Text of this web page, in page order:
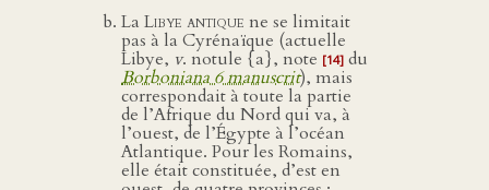
La Libye antique ne se limitait
pas à la Cyrénaïque (actuelle
Libye, v. notule {a}, note [14] du
Borboniana 6 manuscrit), mais
correspondait à toute la partie
de l’Afrique du Nord qui va, à
l’ouest, de l’Égypte à l’océan
Atlantique. Pour les Romains,
elle était constituée, d’est en